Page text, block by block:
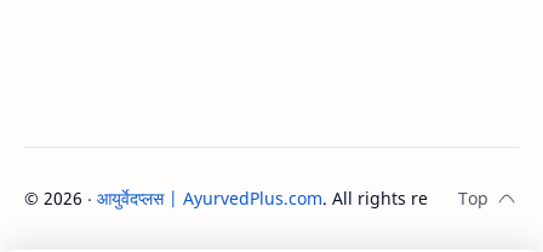
© 2026 ‧ आयुर्वेदप्लस | AyurvedPlus.com. All rights reserved.